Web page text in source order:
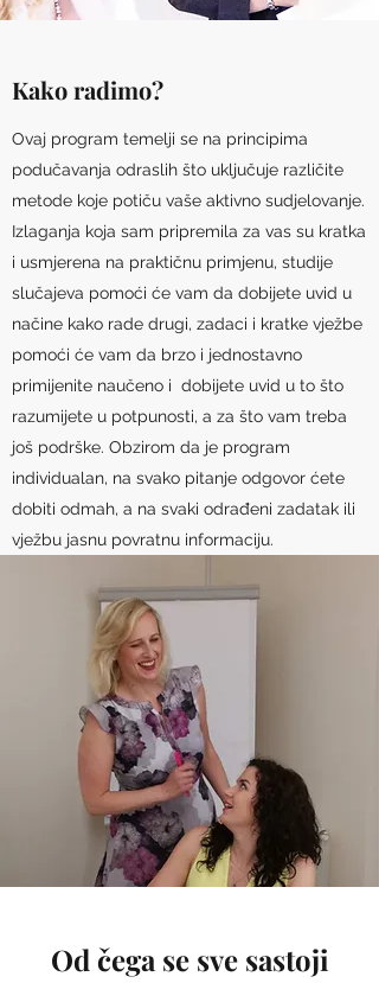
Kako radimo?
Ovaj program temelji se na principima
podučavanja odraslih što uključuje različite
metode koje potiču vaše aktivno sudjelovanje.
Izlaganja koja sam pripremila za vas su kratka
i usmjerena na praktičnu primjenu, studije
slučajeva pomoći će vam da dobijete uvid u
načine kako rade drugi, zadaci i kratke vježbe
pomoći će vam da brzo i jednostavno
primijenite naučeno i dobijete uvid u to što
razumijete u potpunosti, a za što vam treba
još podrške. Obzirom da je program
individualan, na svako pitanje odgovor ćete
dobiti odmah, a na svaki odrađeni zadatak ili
vježbu jasnu povratnu informaciju.
Od čega se sve sastoji